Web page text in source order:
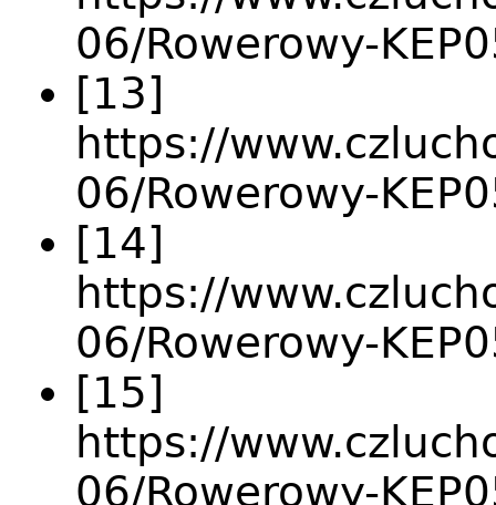
06/Rowerowy-
[13]
https://
06/Rowerowy-
[14]
https://
06/Rowerowy-
[15]
https://
06/Rowerowy-